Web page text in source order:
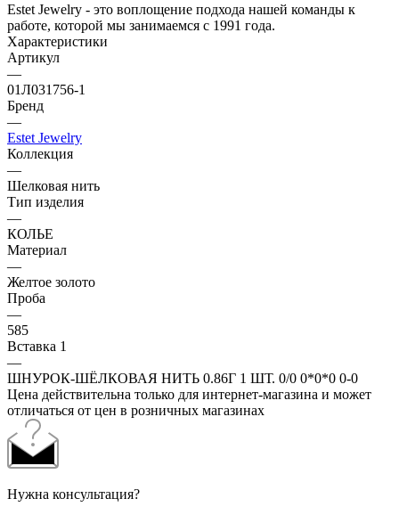
Estet Jewelry - это воплощение подхода нашей команды к
работе, которой мы занимаемся с 1991 года.
Характеристики
Артикул
—
01Л031756-1
Бренд
—
Estet Jewelry
Коллекция
—
Шелковая нить
Тип изделия
—
КОЛЬЕ
Материал
—
Желтое золото
Проба
—
585
Вставка 1
—
ШНУРОК-ШЁЛКОВАЯ НИТЬ 0.86Г 1 ШТ. 0/0 0*0*0 0-0
Цена действительна только для интернет-магазина и может
отличаться от цен в розничных магазинах
Нужна консультация?